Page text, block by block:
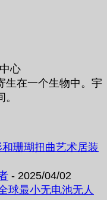
心
生在一个生物中。宇
珊瑚扭曲艺术居装
- 2025/04/02
球最小无电池无人